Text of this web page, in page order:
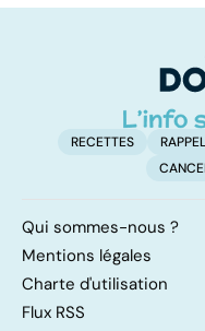
RECETTES
Qui sommes-nous ?
Mentions légales
Charte d'utilisation
Flux RSS